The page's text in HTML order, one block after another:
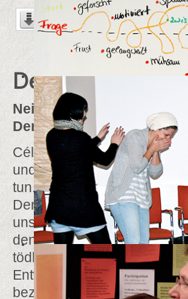
Dialogbasierte Pädagogik
Demokratie
Nein zu Rassismus, nein
Demokratie! Wir wollen
Célestin und Élise Freinet
und gehandelt. Wir
tun. Auch wenn Trump
Demokratien dieser Welt
unserem Land sind
denn je präsent und, wie
tödlich. Deshalb
Entwicklung wenden und
beziehen und bitten auch